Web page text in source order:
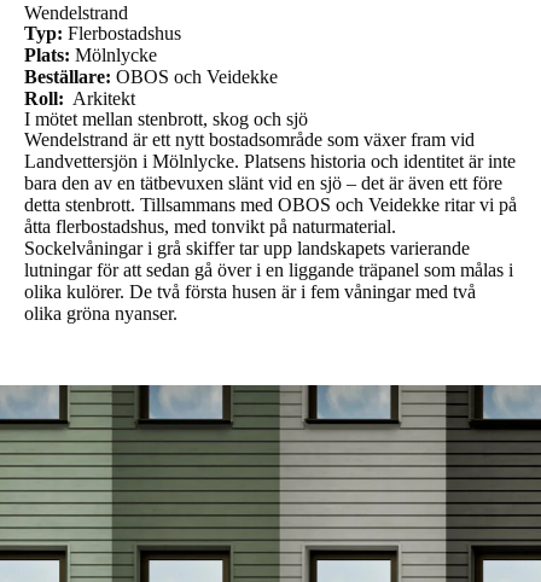
Wendelstrand
Typ: Flerbostadshus
Plats: Mölnlycke
Beställare: OBOS och Veidekke
Roll: Arkitekt
I mötet mellan stenbrott, skog och sjö
Wendelstrand är ett nytt bostadsområde som växer fram vid
Landvettersjön i Mölnlycke. Platsens historia och identitet är inte
bara den av en tätbevuxen slänt vid en sjö – det är även ett före
detta stenbrott. Tillsammans med OBOS och Veidekke ritar vi på
åtta flerbostadshus, med tonvikt på naturmaterial.
Sockelvåningar i grå skiffer tar upp landskapets varierande
lutningar för att sedan gå över i en liggande träpanel som målas i
olika kulörer. De två första husen är i fem våningar med två
olika gröna nyanser.